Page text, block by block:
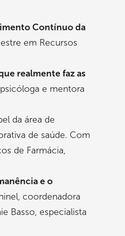
Contínuo da
em Recursos
realmente faz as
e mentora
da área de
de saúde. Com
de Farmácia,
e o
coordenadora
Basso, especialista